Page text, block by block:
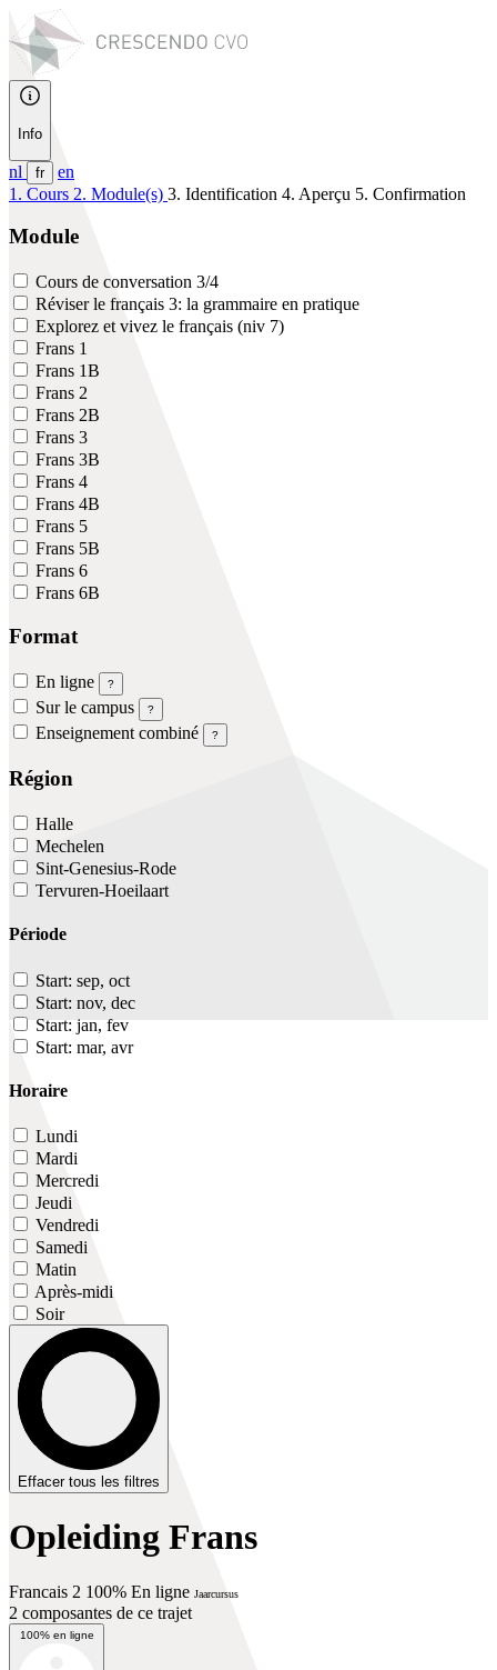
Info
nl fr
en
1. Cours 2. Module(s) 3. Identification 4. Aperçu 5. Confirmation
Module
Cours de conversation 3/4
Réviser le français 3: la grammaire en pratique
Explorez et vivez le français (niv 7)
Frans 1
Frans 1B
Frans 2
Frans 2B
Frans 3
Frans 3B
Frans 4
Frans 4B
Frans 5
Frans 5B
Frans 6
Frans 6B
Format
En ligne ?
Sur le campus ?
Enseignement combiné ?
Région
Halle
Mechelen
Sint-Genesius-Rode
Tervuren-Hoeilaart
Période
Start: sep, oct
Start: nov, dec
Start: jan, fev
Start: mar, avr
Horaire
Lundi
Mardi
Mercredi
Jeudi
Vendredi
Samedi
Matin
Après-midi
Soir
Effacer tous les filtres
Opleiding Frans
Francais 2 100% En ligne Jaarcursus
2 composantes de ce trajet
100% en ligne